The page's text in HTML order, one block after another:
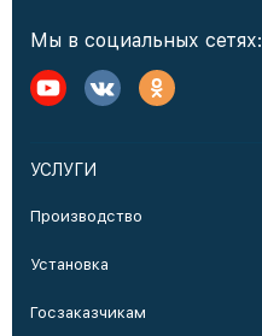
Мы в социальных сетях:
УСЛУГИ
Производство
Установка
Госзаказчикам